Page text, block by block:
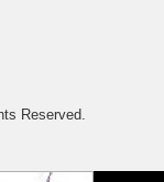
Reserved.